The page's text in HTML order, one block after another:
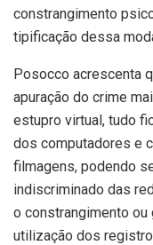
constrangimento
tipificação dessa
Posocco acrescenta
apuração do crime
estupro virtual, tudo
dos computadores e
filmagens, podendo
indiscriminado das
o constrangimento ou
utilização dos